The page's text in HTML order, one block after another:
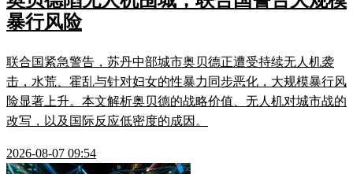
暴行风险
联合国紧急警告，苏丹中部城市奥贝德正遭受持续无人机袭
击，水荒、霍乱与针对妇女的性暴力同步恶化，大规模暴行风
险显著上升。本文解析奥贝德的战略价值、无人机对城市战的
改写，以及国际反应低密度的成因。
2026-08-07 09:54